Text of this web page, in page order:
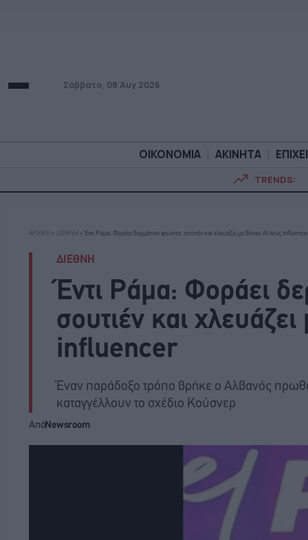
Σάββατο, 08 Αυγ 2026
ΟΙΚΟΝΟΜΙΑ ΑΚΙΝΗΤΑ
TRENDS:
ΟΙΚΟΝΟΜΙΑ ΑΚΙΝΗΤΑ
ΑΡΧΙΚΗ » ΔΙΕΘΝΗ » Έντι Ράμα: Φοράει δερμάτινη φούστα, σουτιέν και χλευάζει με βίντεο ΑI τους
ΔΙΕΘΝΗ
Έντι Ράμα: Φοράει
σουτιέν και
influencer
Έναν παράδοξο τρόπο βρήκε ο Αλβανός
καταγγέλλουν το σχέδιο Κούσνερ
ΑπόNewsroom